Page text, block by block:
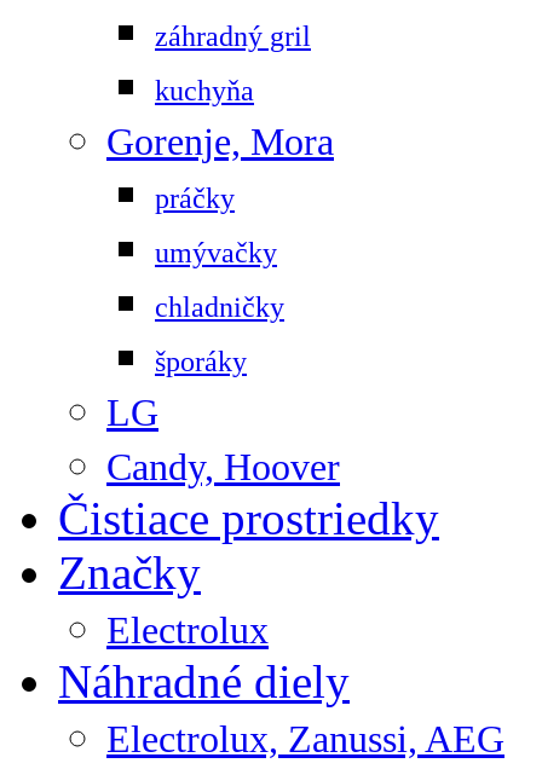
záhradný gril
kuchyňa
Gorenje, Mora
práčky
umývačky
chladničky
šporáky
LG
Candy, Hoover
Čistiace prostriedky
Značky
Electrolux
Náhradné diely
Electrolux, Zanussi, AEG